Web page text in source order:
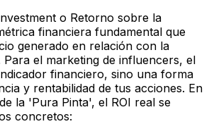
o Retorno sobre la
financiera fundamental que
generado en relación con la
Para el marketing de influencers, el
financiero, sino una forma
y rentabilidad de tus acciones. En
la 'Pura Pinta', el ROI real se
concretos: